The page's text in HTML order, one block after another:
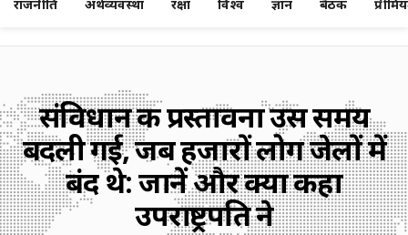
राजनीति अर्थव्यवस्था रक्षा विश्व ज्ञान बैठक
संविधान की प्रस्तावना उस समय
बदली गई, जब हजारों लोग जेलों में
बंद थे: जानें और क्या कहा
उपराष्ट्रपति ने